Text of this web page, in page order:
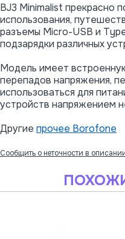
BJ3 Minimalist прекрасно
использования,
разъемы Micro-USB и
подзарядки различных
Модель имеет
перепадов напряжения,
использоваться для
устройств напряжением
Другие прочее Borofone
Сообщить о неточности в